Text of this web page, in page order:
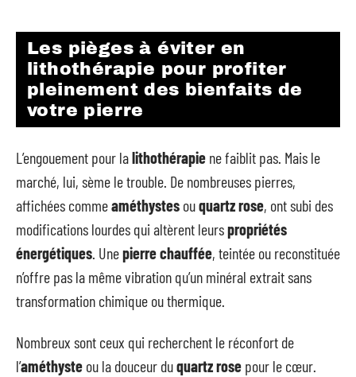
Les pièges à éviter en
lithothérapie pour profiter
pleinement des bienfaits de
votre pierre
L’engouement pour lalithothérapie ne faiblit pas. Mais le
marché, lui, sème le trouble. De nombreuses pierres,
affichées commeaméthystes ouquartz rose, ont subi des
modifications lourdes qui altèrent leurspropriétés
énergétiques . Unepierre chauffée, teintée ou reconstituée
n’offre pas la même vibration qu’un minéral extrait sans
transformation chimique ou thermique.
Nombreux sont ceux qui recherchent le réconfort de
l’améthyste ou la douceur duquartz rose pour le cœur.